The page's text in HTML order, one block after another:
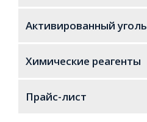
Активированный уголь
Химические реагенты
Прайс-лист